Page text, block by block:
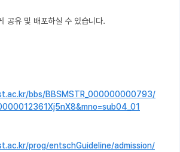
공유 및 배포하실 수 있습니다.
bbs/BBSMSTR_000000000793/
prog/entschGuideline/admission/